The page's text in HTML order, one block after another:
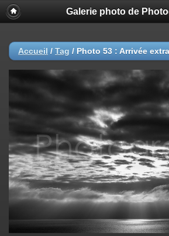
Galerie photo de
Accueil / Tag / Photo 53 : Arrivée